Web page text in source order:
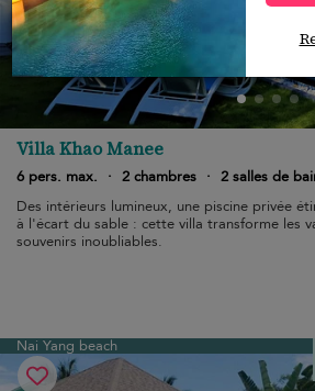
Villa Khao Manee
6 pers. max.
· 2 chambres · 2 salles de
Des intérieurs lumineux, une piscine privée
à l'écart du sable : cette villa transforme les
souvenirs inoubliables.
Nai Yang beach